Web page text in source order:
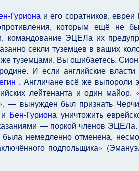
Гурионаи его соратников,
которым ещё не
командование ЭЦЕЛа их
секли туземцев в ваших
туземцами. Вы ошибаетесь.
И если английские власти
. Англичане всё же выпороли
лейтенанта и один майор.
— вынужден был признать
Бен-Гуриона уничтожить
— поркой членов
немедленно отменена,
подпольщика»